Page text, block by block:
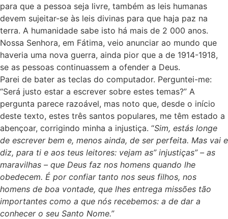
para que a pessoa seja livre, também as leis humanas
devem sujeitar-se às leis divinas para que haja paz na
terra. A humanidade sabe isto há mais de 2 000 anos.
Nossa Senhora, em Fátima, veio anunciar ao mundo que
haveria uma nova guerra, ainda pior que a de 1914-1918,
se as pessoas continuassem a ofender a Deus.
Parei de bater as teclas do computador. Perguntei-me:
“Será justo estar a escrever sobre estes temas?” A
pergunta parece razoável, mas noto que, desde o início
deste texto, estes três santos populares, me têm estado a
abençoar, corrigindo minha a injustiça. “Sim, estás longe
de escrever bem e, menos ainda, de ser perfeita. Mas vai e
diz, para ti e aos teus leitores: vejam as” injustiças” – as
maravilhas – que Deus faz nos homens quando lhe
obedecem. É por confiar tanto nos seus filhos, nos
homens de boa vontade, que lhes entrega missões tão
importantes como a que nós recebemos: a de dar a
conhecer o seu Santo Nome.”